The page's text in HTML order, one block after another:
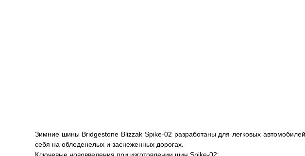
Зимние шины Bridgestone Blizzak Spike-02 разработаны для легковых
себя на обледенелых и заснеженных дорогах.